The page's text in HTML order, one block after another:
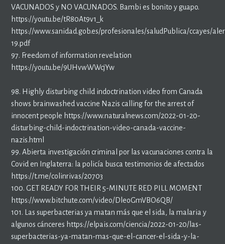
VACUNADOS y NO VACUNADOS. Bambi es bonito y guapo.
https://youtu.be/tR80At9v1_k
https://www.sanidad.gob.es/profesionales/saludPublica/ccayes/
19.pdf
97. Freedom of information revelation
https://youtu.be/9UHvwWWcjYw
98. Highly disturbing child indoctrination video from Canada
shows brainwashed vaccine Nazis calling for the arrest of
innocent people https://www.naturalnews.com/2022-01-20-
disturbing-child-indoctrination-video-canada-vaccine-
nazis.html
99. Abierta investigación criminal por las vacunaciones contra la
Covid en Inglaterra: la policía busca testimonios de afectados
https://t.me/colinrivas/20703
100. GET READY FOR THEIR 5-MINUTE RED PILL MOMENT
https://www.bitchute.com/video/DleoGmVBO6QB/
101. Las superbacterias ya matan más que el sida, la malaria y
algunos cánceres https://elpais.com/ciencia/2022-01-20/las-
superbacterias-ya-matan-mas-que-el-cancer-el-sida-y-la-